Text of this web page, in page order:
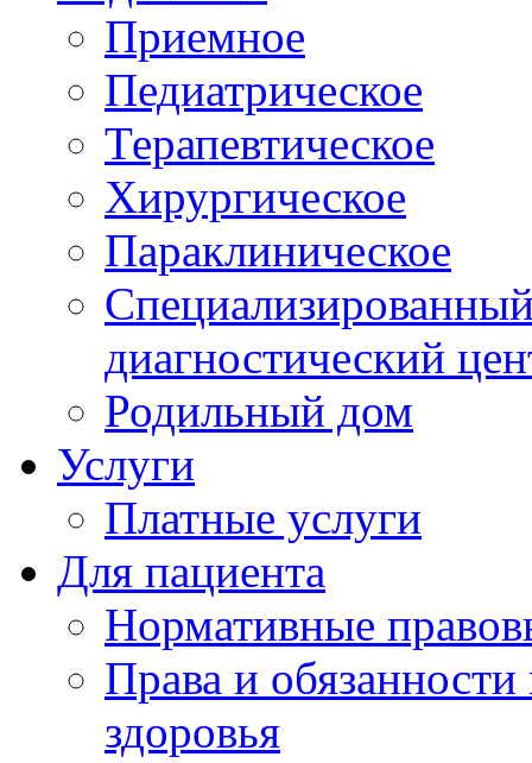
Приемное
Педиатрическое
Терапевтическое
Хирургическое
Параклиническое
диагностический
Родильный дом
Услуги
Платные услуги
Для пациента
Нормативные
Права и
здоровья